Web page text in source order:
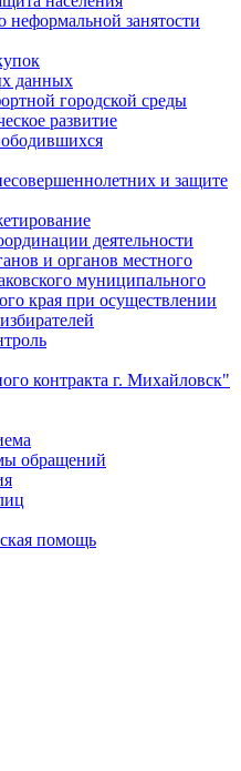
занятости
данных
городской среды
развитие
и защите
деятельности
и органов местного
муниципального
края при осуществлении
контракта г. Михайловск"
обращений
помощь